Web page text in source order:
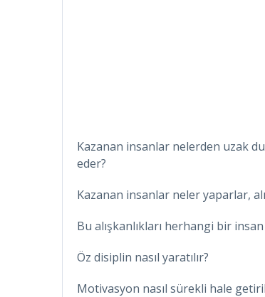
Kazanan insanlar nelerden uzak
eder?
Kazanan insanlar neler yaparlar,
Bu alışkanlıkları herhangi bir
Öz disiplin nasıl yaratılır?
Motivasyon nasıl sürekli hale